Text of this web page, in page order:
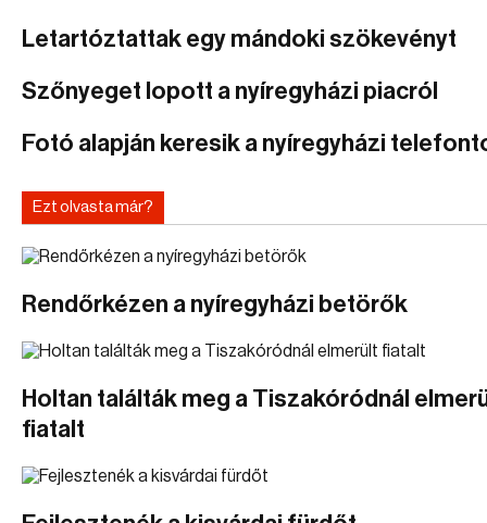
Letartóztattak egy mándoki szökevényt
Szőnyeget lopott a nyíregyházi piacról
Fotó alapján keresik a nyíregyházi
Ezt olvasta már?
Rendőrkézen a nyíregyházi betörők
Holtan találták meg a Tiszakóródnál
fiatalt